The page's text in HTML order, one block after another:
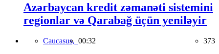
Azərbaycan kredit zəmanəti sistemini
regionlar və Qarabağ üçün yeniləyir
Caucasus, 00:32 373